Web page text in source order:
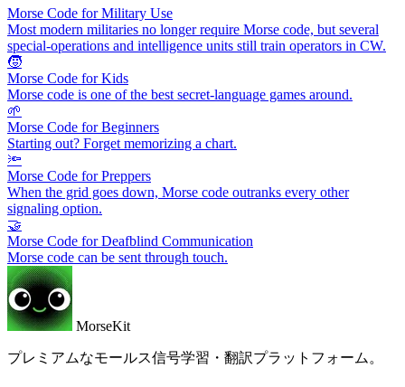
Morse Code for Military Use
Most modern militaries no longer require Morse code, but several
special-operations and intelligence units still train operators in CW.
🧒
Morse Code for Kids
Morse code is one of the best secret-language games around.
🌱
Morse Code for Beginners
Starting out? Forget memorizing a chart.
🔦
Morse Code for Preppers
When the grid goes down, Morse code outranks every other
signaling option.
🤝
Morse Code for Deafblind Communication
Morse code can be sent through touch.
MorseKit
プレミアムなモールス信号学習・翻訳プラットフォーム。